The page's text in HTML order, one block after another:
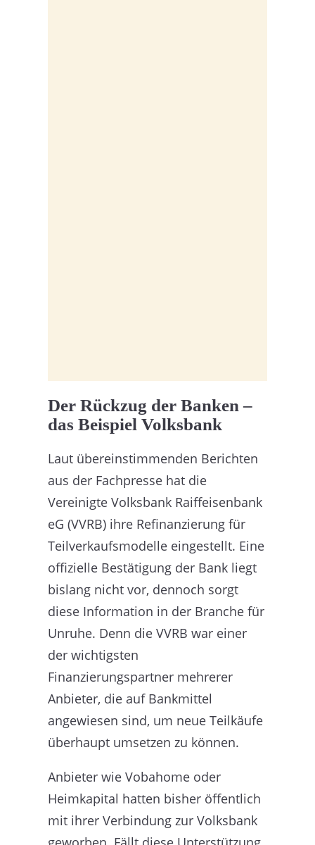
Der Rückzug der Banken –
das Beispiel Volksbank
Laut übereinstimmenden Berichten
aus der Fachpresse hat die
Vereinigte Volksbank Raiffeisenbank
eG (VVRB) ihre Refinanzierung für
Teilverkaufsmodelle eingestellt. Eine
offizielle Bestätigung der Bank liegt
bislang nicht vor, dennoch sorgt
diese Information in der Branche für
Unruhe. Denn die VVRB war einer
der wichtigsten
Finanzierungspartner mehrerer
Anbieter, die auf Bankmittel
angewiesen sind, um neue Teilkäufe
überhaupt umsetzen zu können.
Anbieter wie Vobahome oder
Heimkapital hatten bisher öffentlich
mit ihrer Verbindung zur Volksbank